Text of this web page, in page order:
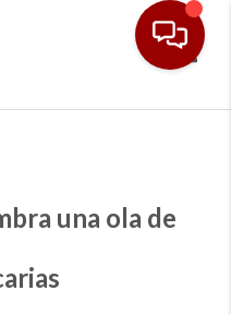
una ola de